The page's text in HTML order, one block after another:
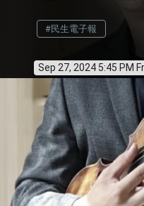
#民生電子報
Sep 27, 2024 5:45 PM